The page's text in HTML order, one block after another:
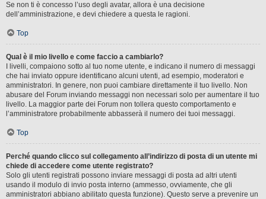
Se non ti è concesso l’uso degli avatar, allora è una decisione
dell’amministrazione, e devi chiedere a questa le ragioni.
Top
Qual è il mio livello e come faccio a cambiarlo?
I livelli, compaiono sotto al tuo nome utente, e indicano il numero di messaggi
che hai inviato oppure identificano alcuni utenti, ad esempio, moderatori e
amministratori. In genere, non puoi cambiare direttamente il tuo livello. Non
abusare del Forum inviando messaggi non necessari solo per aumentare il tuo
livello. La maggior parte dei Forum non tollera questo comportamento e
l’amministratore probabilmente abbasserà il numero dei tuoi messaggi.
Top
Perché quando clicco sul collegamento all’indirizzo di posta di un utente mi
chiede di accedere come utente registrato?
Solo gli utenti registrati possono inviare messaggi di posta ad altri utenti
usando il modulo di invio posta interno (ammesso, ovviamente, che gli
amministratori abbiano abilitato questa funzione). Questo serve a prevenire un